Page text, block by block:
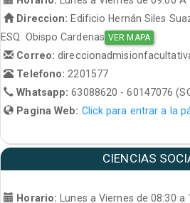
Direccion: Edificio Hernán Siles
ESQ. Obispo Cardenas VER MAPA
Correo:
Telefono: 2201577
Whatsapp:63088620 - 60147076
Pagina Web: Click para entrar a la
CIENCIAS
Horario:
Lunes a Viernes de 08:30 a